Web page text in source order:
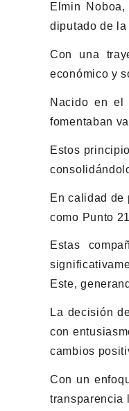
Elmin
diputado de
Con una
económico y
Nacido en el
fomentaban
Estos
En calidad de
como Punto
Estas
Este,
La decisión
con
cambios
Con un
transparencia